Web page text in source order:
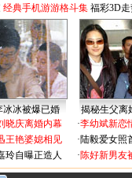
经典手机游游格斗集 福彩3D走
冰冰被爆已婚
揭秘生父离
晓庆离婚内幕
王艳婆媳相见
玲自曝正造人
·李幼斌新恋
·陆毅爱女照
·陈好新男友